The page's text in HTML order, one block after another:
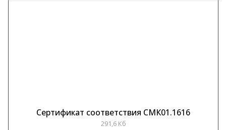
Сертификат соответствия СМК01.1616
291,6 Кб